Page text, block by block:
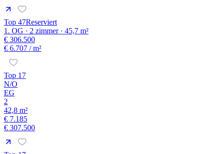
Top 47Reserviert
1. OG · 2 zimmer · 45,7 m²
€ 306.500
€ 6.707 / m²
Top 17
N/O
EG
2
42,8 m²
€ 7.185
€ 307.500